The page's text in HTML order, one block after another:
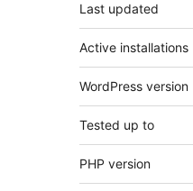
Last updated
Active installations
WordPress version
Tested up to
PHP version